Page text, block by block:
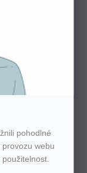
pohodlné
webu
100%
z kvalitní
páteře.
mládež.